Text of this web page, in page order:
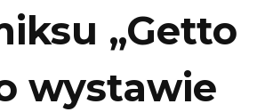
„Getto
wystawie